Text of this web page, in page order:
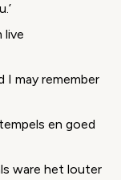
live
I may remember
en goed
ware het louter